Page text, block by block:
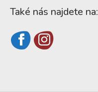
Také nás najdete na: